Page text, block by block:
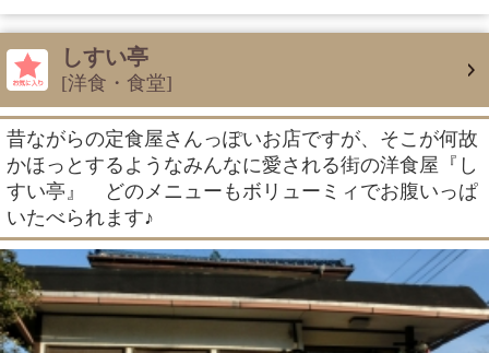
しすい亭
[洋食・食堂]
昔ながらの定食屋さんっぽいお店ですが、そこが何故
かほっとするようなみんなに愛される街の洋食屋『し
すい亭』 どのメニューもボリューミィでお腹いっぱ
いたべられます♪